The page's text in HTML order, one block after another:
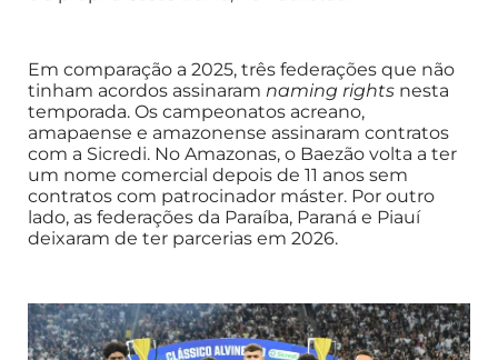
Em comparação a 2025, três federações que não
tinham acordos assinaram naming rights nesta
temporada. Os campeonatos acreano,
amapaense e amazonense assinaram contratos
com a Sicredi. No Amazonas, o Baezão volta a ter
um nome comercial depois de 11 anos sem
contratos com patrocinador máster. Por outro
lado, as federações da Paraíba, Paraná e Piauí
deixaram de ter parcerias em 2026.